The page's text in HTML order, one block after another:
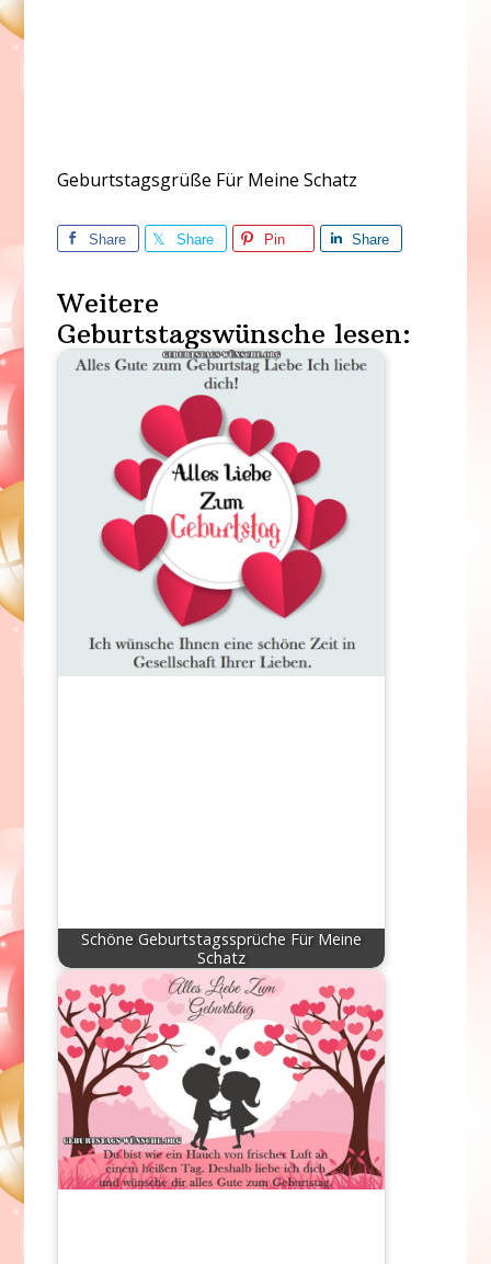
Geburtstagsgrüße Für Meine Schatz
Share Share Pin Share
Weitere
Geburtstagswünsche lesen:
Schöne Geburtstagssprüche Für Meine
Schatz